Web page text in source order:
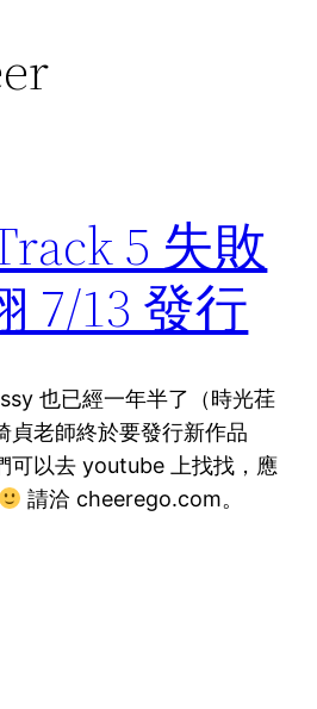
5 失敗
7/13 發行
也已經一年半了（時光荏
貞老師終於要發行新作品
可以去 youtube 上找找，應
請洽 cheerego.com。